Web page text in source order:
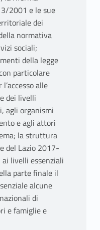
3/2001 e le sue
dei
normativa
sociali;
della legge
particolare
alle
dei livelli
agli organismi
e agli attori
la struttura
del Lazio 2017-
livelli essenziali
parte finale il
alcune
di
e famiglie e